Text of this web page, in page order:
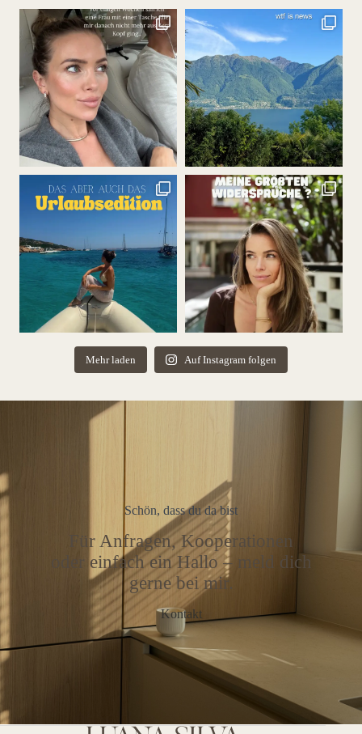
Mehr laden Auf Instagram folgen
Schön, dass du da bist
Für Anfragen, Kooperationen
oder einfach ein Hallo – meld dich
gerne bei mir.
Kontakt